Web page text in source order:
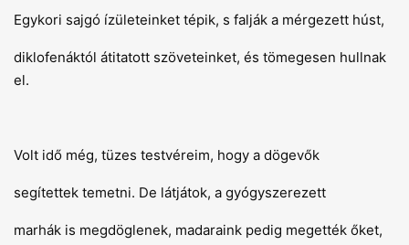
Egykori sajgó ízületeinket tépik, s falják a mérgezett húst,
diklofenáktól átitatott szöveteinket, és tömegesen hullnak
el.
Volt idő még, tüzes testvéreim, hogy a dögevők
segítettek temetni. De látjátok, a gyógyszerezett
marhák is megdöglenek, madaraink pedig megették őket,